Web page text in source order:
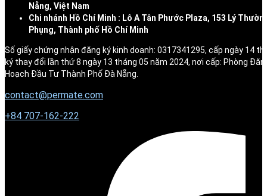
Nẵng, Việt Nam
Chi nhánh Hồ Chí Minh : Lô A Tân Phước Plaza, 153 Lý
Phụng, Thành phố Hồ Chí Minh
Số giấy chứng nhận đăng ký kinh doanh: 0317341295, cấp ngày 14
ký thay đổi lần thứ 8 ngày 13 tháng 05 năm 2024, nơi cấp: Phòng
Hoạch Đầu Tư Thành Phố Đà Nẵng.
contact@permate.com
+84 707-162-222